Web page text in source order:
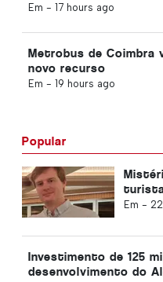
Em - 17 hours ago
Metrobus de Coimbra
novo recurso
Em - 19 hours ago
Popular
Em -
Investimento de 125
desenvolvimento do